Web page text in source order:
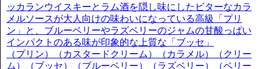
ッカランウイスキーとラム酒を隠し味にしたビターなカラ
メルソースが大人向けの味わいになっている高級「プリ
ン」と、ブルーベリーやラズベリーのジャムの甘酸っぱい
インパクトのある味が印象的な上質な「ブッセ」
（プリン）（カスタードクリーム）（カラメル）（クリー
ム）（ブッセ）（ブルーベリー）（ラズベリー）（ベリー